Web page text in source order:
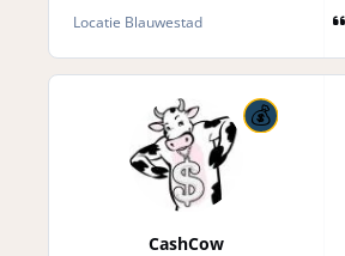
Locatie Blauwestad
CashCow